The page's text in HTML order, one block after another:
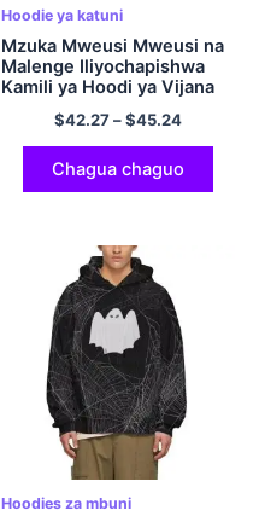
Hoodie ya katuni
Mzuka Mweusi Mweusi na
Malenge Iliyochapishwa
Kamili ya Hoodi ya Vijana
Inaweka Faraja Hoodie ya
Halloween kwa Watoto
$42.27–$45.24
Chagua chaguo
Hoodies za mbuni